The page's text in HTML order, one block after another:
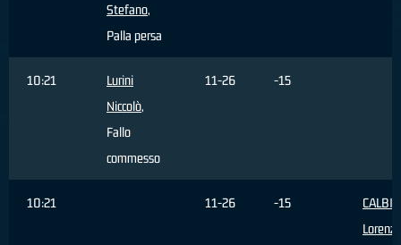
Stefano,
Palla persa
10:21
Lurini
Niccolò,
Fallo
commesso
11-26 -15
10:21 11-26 -15
Lorenzo